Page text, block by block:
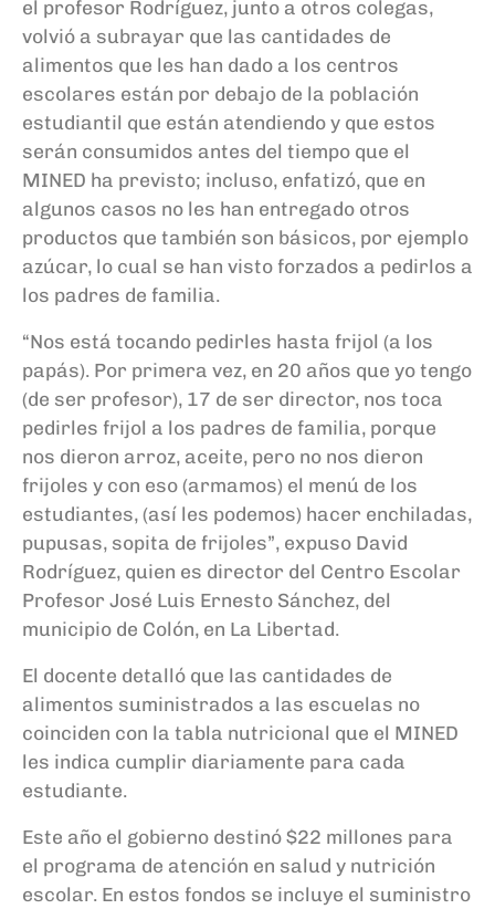
el profesor Rodríguez, junto a otros colegas,
volvió a subrayar que las cantidades de
alimentos que les han dado a los centros
escolares están por debajo de la población
estudiantil que están atendiendo y que estos
serán consumidos antes del tiempo que el
MINED ha previsto; incluso, enfatizó, que en
algunos casos no les han entregado otros
productos que también son básicos, por ejemplo
azúcar, lo cual se han visto forzados a pedirlos a
los padres de familia.
“Nos está tocando pedirles hasta frijol (a los
papás). Por primera vez, en 20 años que yo tengo
(de ser profesor), 17 de ser director, nos toca
pedirles frijol a los padres de familia, porque
nos dieron arroz, aceite, pero no nos dieron
frijoles y con eso (armamos) el menú de los
estudiantes, (así les podemos) hacer enchiladas,
pupusas, sopita de frijoles”, expuso David
Rodríguez, quien es director del Centro Escolar
Profesor José Luis Ernesto Sánchez, del
municipio de Colón, en La Libertad.
El docente detalló que las cantidades de
alimentos suministrados a las escuelas no
coinciden con la tabla nutricional que el MINED
les indica cumplir diariamente para cada
estudiante.
Este año el gobierno destinó $22 millones para
el programa de atención en salud y nutrición
escolar. En estos fondos se incluye el suministro